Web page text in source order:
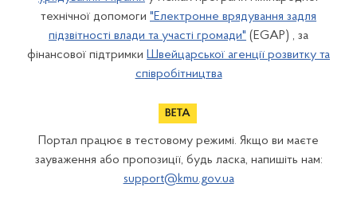
технічної допомоги "Електронне врядування задля
підзвітності влади та участі громади" (EGAP) , за
фінансової підтримки Швейцарської агенції розвитку та
співробітництва
Портал працює в тестовому режимі. Якщо ви маєте
зауваження або пропозиції, будь ласка, напишіть нам:
support@kmu.gov.ua